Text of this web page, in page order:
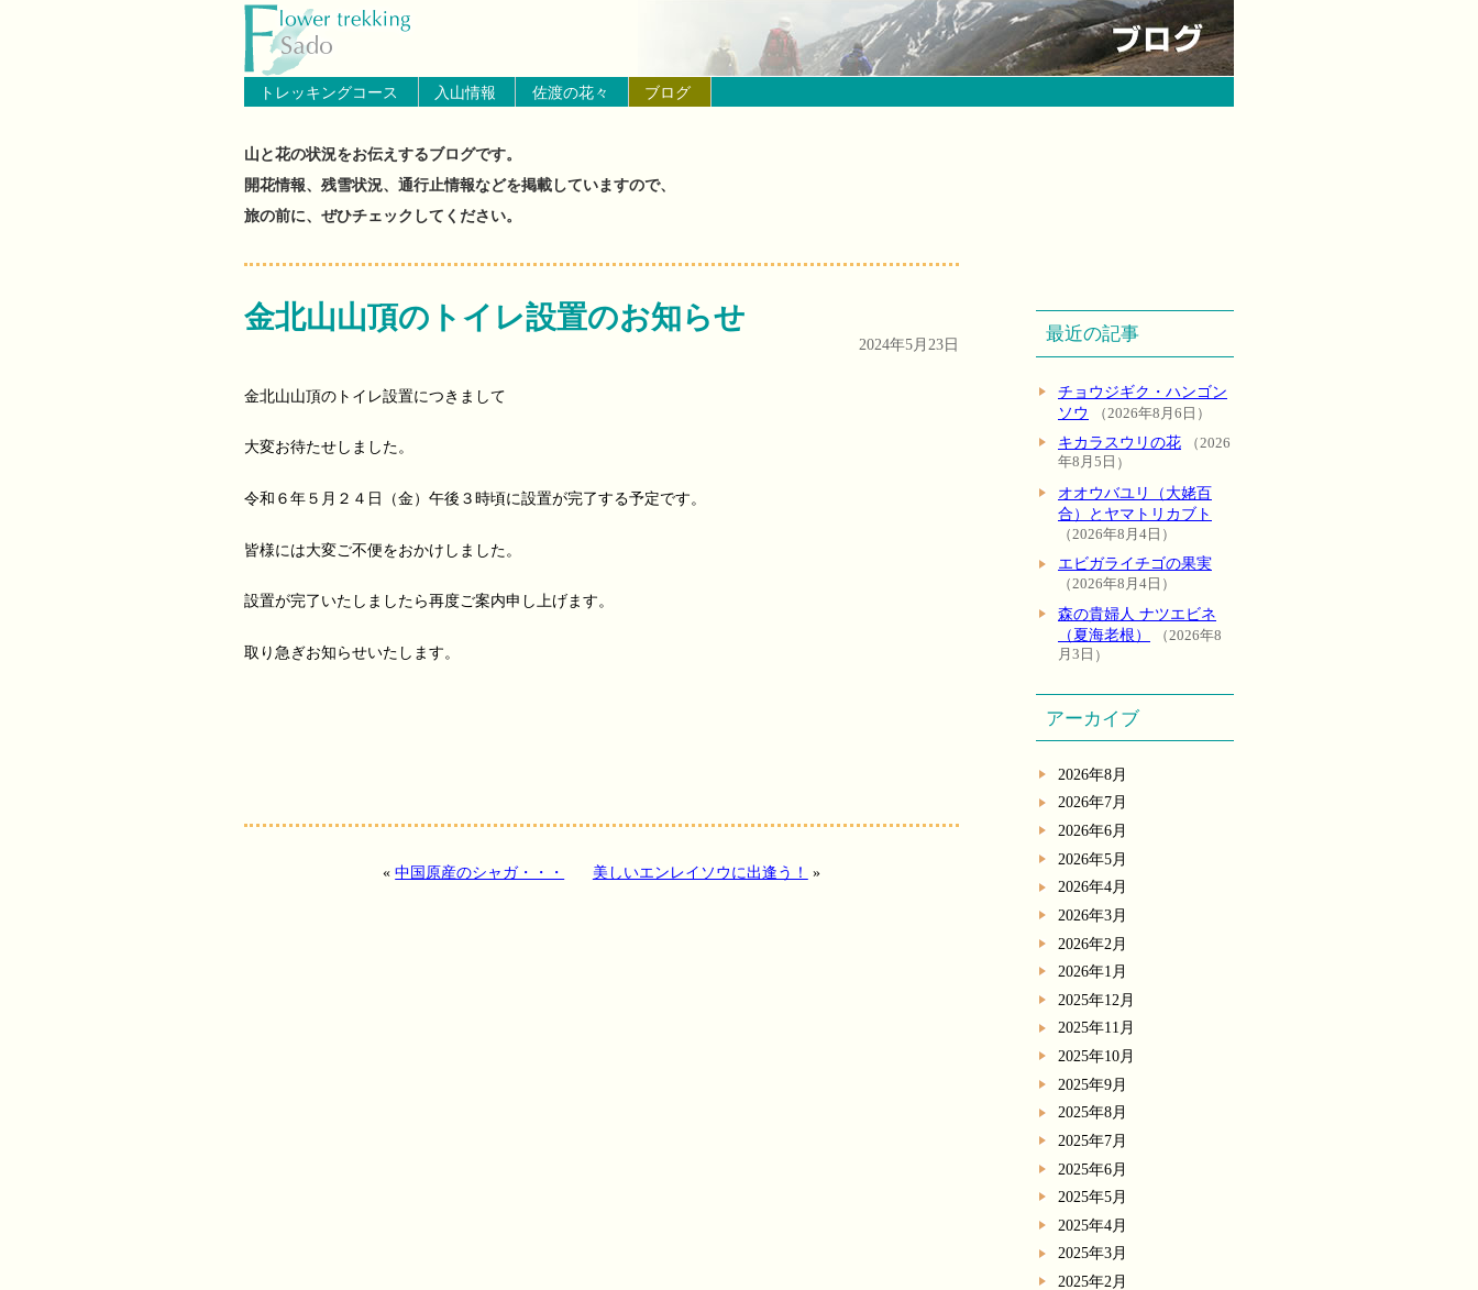
ブログ（佐渡島の山と花の状況）
トレッキングコース 入山情報 佐渡の花々 ブログ
山と花の状況をお伝えするブログです。
開花情報、残雪状況、通行止情報などを掲載していますので、
旅の前に、ぜひチェックしてください。
金北山山頂のトイレ設置のお知らせ
2024年5月23日
金北山山頂のトイレ設置につきまして
大変お待たせしました。
令和６年５月２４日（金）午後３時頃に設置が完了する予定です。
皆様には大変ご不便をおかけしました。
設置が完了いたしましたら再度ご案内申し上げます。
取り急ぎお知らせいたします。
«中国原産のシャガ・・・ 美しいエンレイソウに出逢う！ »
最近の記事
チョウジギク・ハンゴン
ソウ
2026年8月6日
キカラスウリの花 2026
年8月5日
オオウバユリ（大姥百
合）とヤマトリカブト
2026年8月4日
エビガライチゴの果実
2026年8月4日
森の貴婦人 ナツエビネ
（夏海老根）
2026年8
月3日
アーカイブ
2026年8月
2026年7月
2026年6月
2026年5月
2026年4月
2026年3月
2026年2月
2026年1月
2025年12月
2025年11月
2025年10月
2025年9月
2025年8月
2025年7月
2025年6月
2025年5月
2025年4月
2025年3月
2025年2月
トップページへ戻る